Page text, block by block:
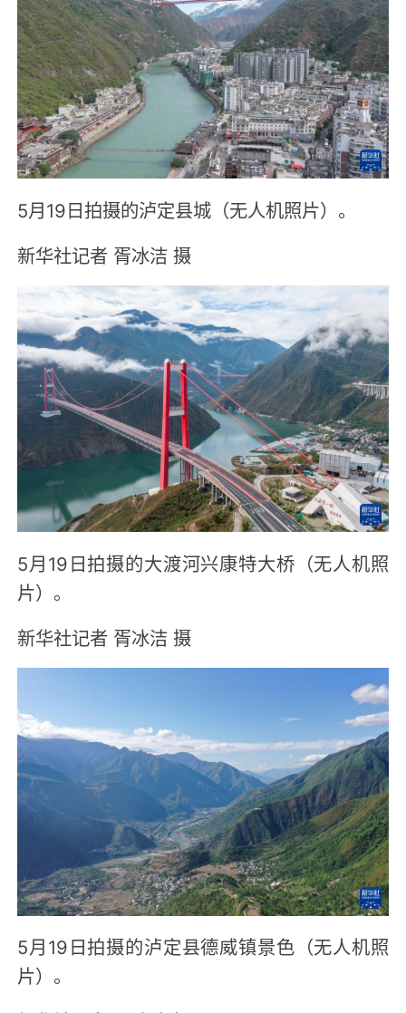
5月19日拍摄的泸定县城（无人机照片）。
新华社记者 胥冰洁 摄
5月19日拍摄的大渡河兴康特大桥（无人机照
片）。
新华社记者 胥冰洁 摄
5月19日拍摄的泸定县德威镇景色（无人机照
片）。